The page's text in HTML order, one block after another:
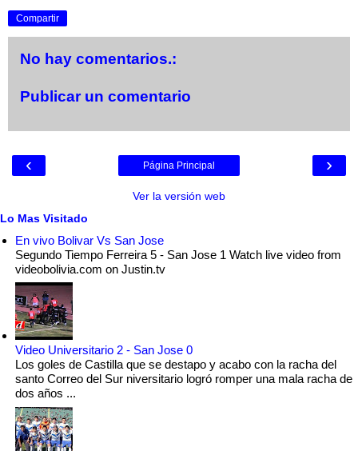
Compartir
No hay comentarios.:
Publicar un comentario
‹ ›
Página Principal
Ver la versión web
Lo Mas Visitado
En vivo Bolivar Vs San Jose
Segundo Tiempo Ferreira 5 - San Jose 1 Watch live video from
videobolivia.com on Justin.tv
Video Universitario 2 - San Jose 0
Los goles de Castilla que se destapo y acabo con la racha del
santo Correo del Sur niversitario logró romper una mala racha de
dos años ...